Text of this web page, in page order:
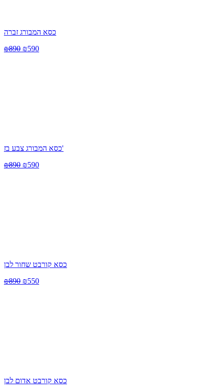
כסא המבורג זברה
₪890 ₪590
כסא המבורג צבע בז'
₪890 ₪590
כסא קורבט שחור לבן
₪890 ₪550
כסא קורבט אדום לבן